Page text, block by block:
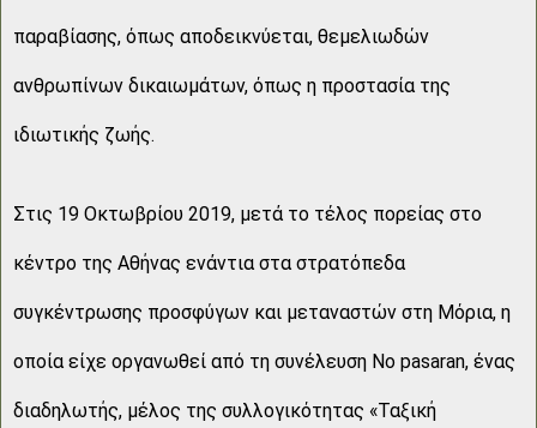
παραβίασης, όπως αποδεικνύεται, θεμελιωδών
ανθρωπίνων δικαιωμάτων, όπως η προστασία της
ιδιωτικής ζωής.
Στις 19 Οκτωβρίου 2019, μετά το τέλος πορείας στο
κέντρο της Αθήνας ενάντια στα στρατόπεδα
συγκέντρωσης προσφύγων και μεταναστών στη Μόρια, η
οποία είχε οργανωθεί από τη συνέλευση No pasaran, ένας
διαδηλωτής, μέλος της συλλογικότητας «Ταξική